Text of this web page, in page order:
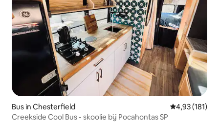
Bus in Chesterfield Gemiddelde
4,93 (181)
Creekside Cool Bus - skoolie bij Pocahontas SP